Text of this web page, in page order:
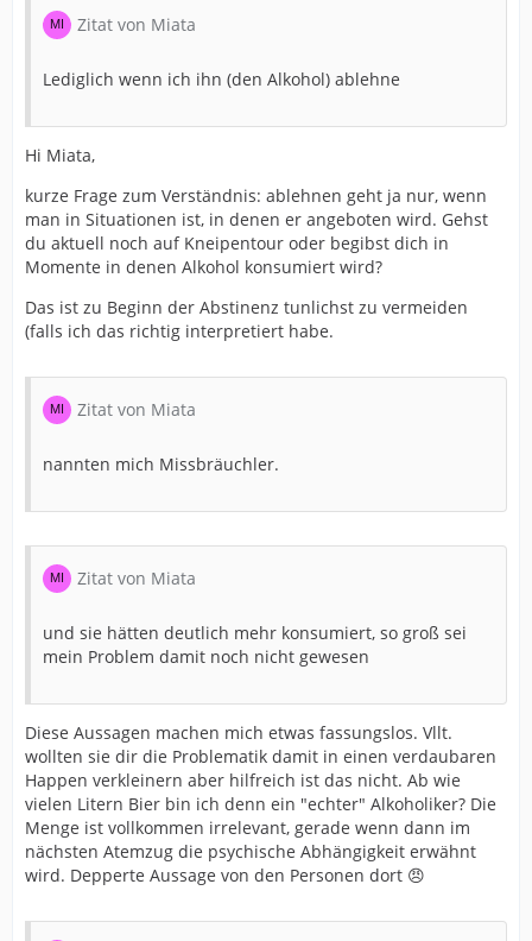
Zitat von Miata
Lediglich wenn ich ihn (den Alkohol) ablehne
Hi Miata,
kurze Frage zum Verständnis: ablehnen geht ja nur, wenn
man in Situationen ist, in denen er angeboten wird. Gehst
du aktuell noch auf Kneipentour oder begibst dich in
Momente in denen Alkohol konsumiert wird?
Das ist zu Beginn der Abstinenz tunlichst zu vermeiden
(falls ich das richtig interpretiert habe.
Zitat von Miata
nannten mich Missbräuchler.
Zitat von Miata
und sie hätten deutlich mehr konsumiert, so groß sei
mein Problem damit noch nicht gewesen
Diese Aussagen machen mich etwas fassungslos. Vllt.
wollten sie dir die Problematik damit in einen verdaubaren
Happen verkleinern aber hilfreich ist das nicht. Ab wie
vielen Litern Bier bin ich denn ein "echter" Alkoholiker? Die
Menge ist vollkommen irrelevant, gerade wenn dann im
nächsten Atemzug die psychische Abhängigkeit erwähnt
wird. Depperte Aussage von den Personen dort 😠